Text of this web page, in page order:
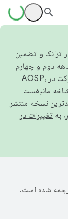
ترانک و تضمین
دوم و چهارم
مانیفست
نسخه منتشر
تغییرات در
شده است.